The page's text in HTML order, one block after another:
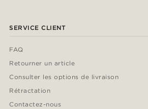
SERVICE CLIENT
FAQ
Retourner un article
Consulter les options de livraison
Rétractation
Contactez-nous